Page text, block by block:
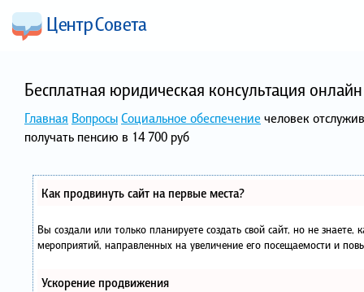
Бесплатная юридическая консультация
Главная ВопросыСоциальное обеспечение человек
получать пенсию в 14 700 руб
Как продвинуть сайт на первые места?
Вы создали или только планируете создать свой сайт, но не
мероприятий, направленных на увеличение его посещаемости и
Ускорение продвижения